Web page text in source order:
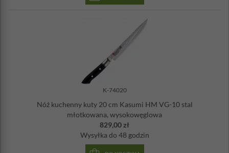
detergentem. Najlepiej zrobić to natychmiast po użyciu i
wyschnąć na ostrzu. Wysuszyć do sucha miękką ściereczką.
Nie siekać na kościach ani nie otwierać puszek za pomocą
noży! Nie próbuj wycinać lub siekać mrożonych produktów
Noże są ostre - należy trzymać je poza zasięgiem dzieci.
WSKAZÓWKA - Wszystkie noże Kasumi (z wyjątkiem tych z
ostrzami ząbkowanymi) powinny być regularnie ostrzone w celu
każdym razem, gdy używasz noża. Kasumi zaleca ostrzenie noży za
pomocą mokrego kamienia tzw. japońskiego.
K-74020
Nóż kuchenny kuty 20 cm Kasumi HM VG-10 stal
młotkowana, wysokowęglowa
829,00 zł
Wysyłka do 48 godzin